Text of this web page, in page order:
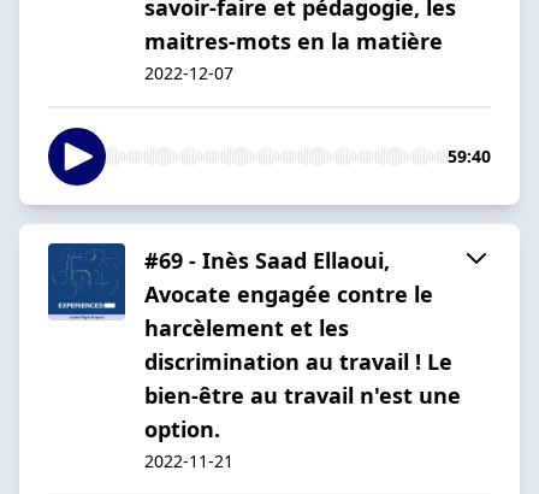
savoir-faire et pédagogie, les
maitres-mots en la matière
2022-12-07
59:40
#69 - Inès Saad Ellaoui,
Avocate engagée contre le
harcèlement et les
discrimination au travail ! Le
bien-être au travail n'est une
option.
2022-11-21